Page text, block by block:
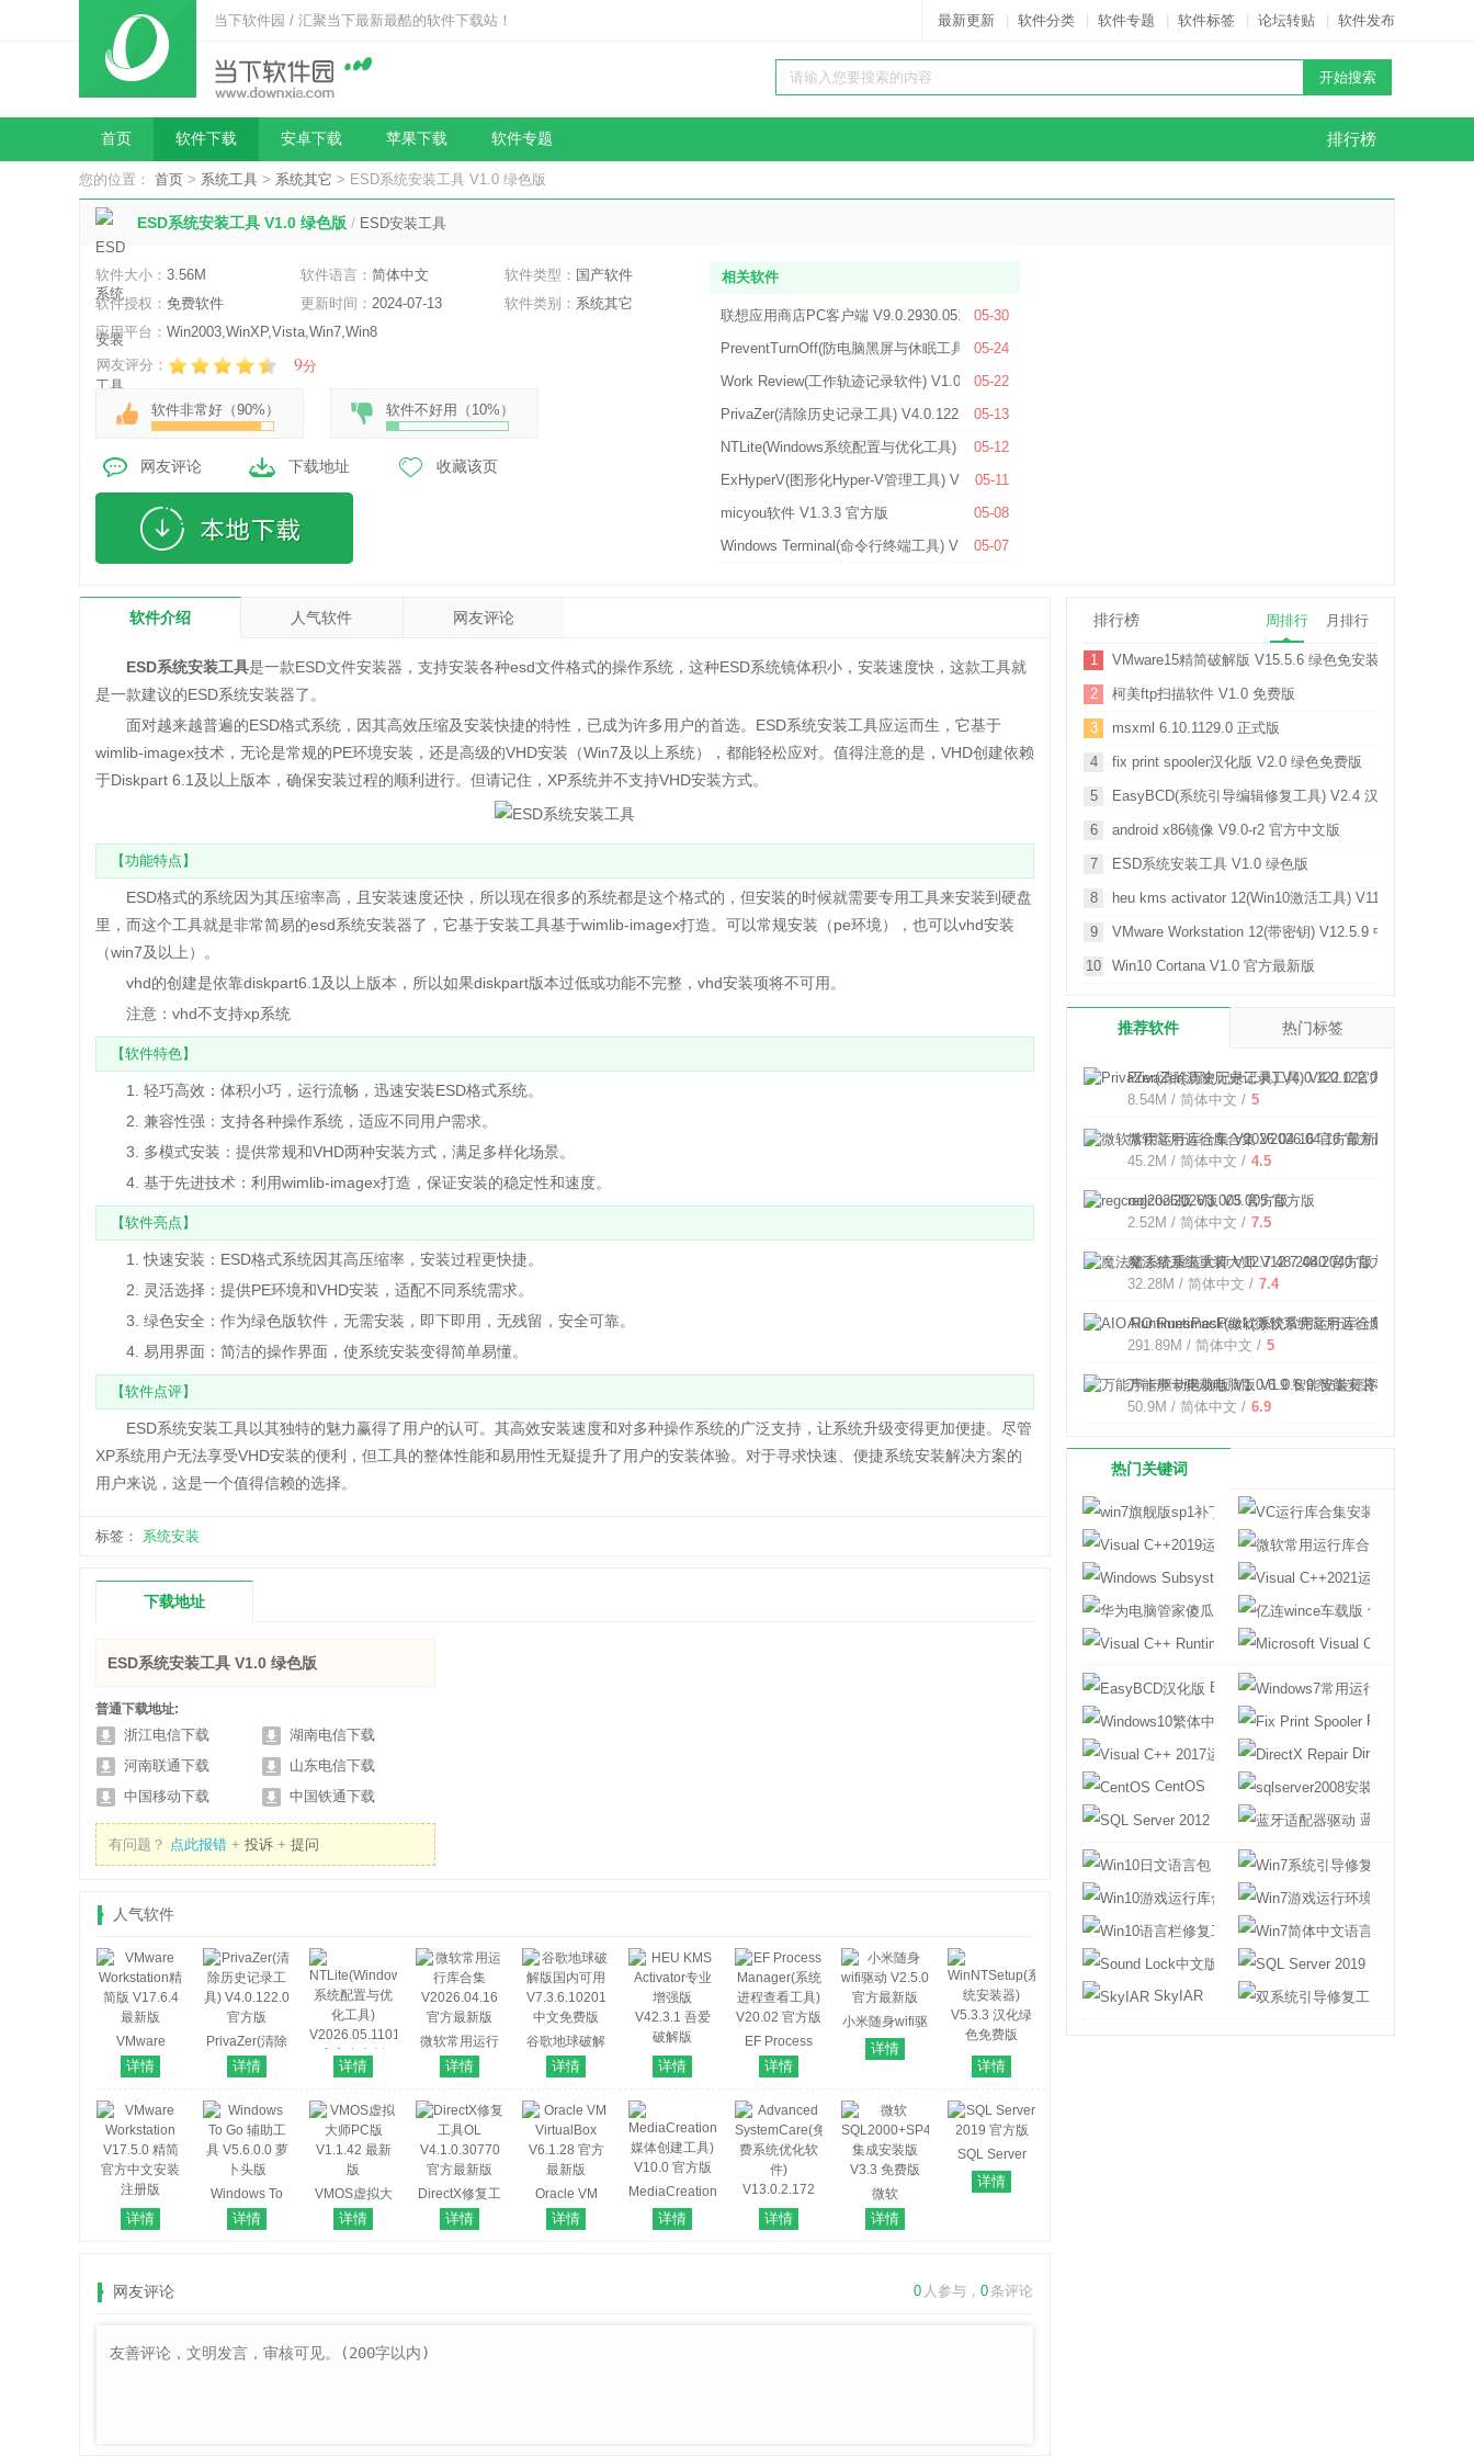
当下软件园 / 汇聚当下最新最酷的软件下载站！ 最新更新 软件分类 软件专题 软件标签 论坛转贴 软件发布
排行榜
首页 软件下载 安卓下载 苹果下载 软件专题
您的位置： 首页 > 系统工具 > 系统其它 > ESD系统安装工具 V1.0 绿色版
ESD系统安装工具 V1.0 绿色版 / ESD安装工具
软件大小： 3.56M 软件语言： 简体中文 软件类型： 国产软件
软件授权： 免费软件 更新时间： 2024-07-13 软件类别： 系统其它
应用平台： Win2003,WinXP,Vista,Win7,Win8
网友评分：
9分
软件非常好（90% ） 软件不好用（ 10% ）
网友评论 下载地址 收藏该页
相关软件
05-30
联想应用商店PC客户端 V9.0.2930.0514 官方最新版
05-24
PreventTurnOff(防电脑黑屏与休眠工具) V3.63 官方版
05-22
Work Review(工作轨迹记录软件) V1.0.47 官方版
05-13
PrivaZer(清除历史记录工具) V4.0.122.0 官方版
05-12
NTLite(Windows系统配置与优化工具) V2026.05.11011 官方中文版
05-11
ExHyperV(图形化Hyper-V管理工具) V1.4.2 官方版
05-08
micyou软件 V1.3.3 官方版
05-07
Windows Terminal(命令行终端工具) V1.25.1322.0 最新版
软件介绍 人气软件 网友评论
ESD系统安装工具是一款ESD文件安装器，支持安装各种esd文件格式的操作系统，这种ESD系统镜体积小，安装速度快，这款工具就
是一款建议的ESD系统安装器了。
面对越来越普遍的ESD格式系统，因其高效压缩及安装快捷的特性，已成为许多用户的首选。ESD系统安装工具应运而生，它基于
wimlib-imagex技术，无论是常规的PE环境安装，还是高级的VHD安装（Win7及以上系统），都能轻松应对。值得注意的是，VHD创建依赖
于Diskpart 6.1及以上版本，确保安装过程的顺利进行。但请记住，XP系统并不支持VHD安装方式。
【功能特点】
ESD格式的系统因为其压缩率高，且安装速度还快，所以现在很多的系统都是这个格式的，但安装的时候就需要专用工具来安装到硬盘
里，而这个工具就是非常简易的esd系统安装器了，它基于安装工具基于wimlib-imagex打造。可以常规安装（pe环境），也可以vhd安装
（win7及以上）。
vhd的创建是依靠diskpart6.1及以上版本，所以如果diskpart版本过低或功能不完整，vhd安装项将不可用。
注意：vhd不支持xp系统
【软件特色】
1. 轻巧高效：体积小巧，运行流畅，迅速安装ESD格式系统。
2. 兼容性强：支持各种操作系统，适应不同用户需求。
3. 多模式安装：提供常规和VHD两种安装方式，满足多样化场景。
4. 基于先进技术：利用wimlib-imagex打造，保证安装的稳定性和速度。
【软件亮点】
1. 快速安装：ESD格式系统因其高压缩率，安装过程更快捷。
2. 灵活选择：提供PE环境和VHD安装，适配不同系统需求。
3. 绿色安全：作为绿色版软件，无需安装，即下即用，无残留，安全可靠。
4. 易用界面：简洁的操作界面，使系统安装变得简单易懂。
【软件点评】
ESD系统安装工具以其独特的魅力赢得了用户的认可。其高效安装速度和对多种操作系统的广泛支持，让系统升级变得更加便捷。尽管
XP系统用户无法享受VHD安装的便利，但工具的整体性能和易用性无疑提升了用户的安装体验。对于寻求快速、便捷系统安装解决方案的
用户来说，这是一个值得信赖的选择。
标签： 系统安装
下载地址
ESD系统安装工具 V1.0 绿色版
普通下载地址:
浙江电信下载
湖南电信下载
河南联通下载
山东电信下载
中国移动下载
中国铁通下载
有问题？ 点此报错 + 投诉 + 提问
人气软件
VMware
Workstation精
简版 V17.6.4
详情
PrivaZer(清除
历史记录工具)
V4.0.122.0 官
详情
NTLite(Windows
系统配置与优
化工具)
V2026.05.11011
官方中文版
详情
微软常用运行
库合集
V2026.04.16
官方最新版
详情
谷歌地球破解
版国内可用
V7.3.6.10201
中文免费版
详情
HEU KMS
Activator专业
V42.3.1 吾爱
破解版
详情
EF Process
Manager(系统
进程查看工具)
V20.02 官方版
详情
小米随身wifi驱
动 V2.5.0 官方
最新版
详情
WinNTSetup(系
统安装器)
V5.3.3 汉化绿
色免费版
详情
VMware
Workstation
注册版
详情
Windows To
Go 辅助工具
V5.6.0.0 萝卜
详情
VMOS虚拟大
师PC版
V1.1.42 最新
详情
DirectX修复工
具OL
V4.1.0.30770
详情
Oracle VM
VirtualBox
V6.1.28 官方
详情
MediaCreationToolW11(Win11
媒体创建工具)
V10.0 官方版
详情
Advanced
详情
微软
SQL2000+SP4
集成安装版
详情
SQL Server
2019 官方版
详情
网友评论 0 人参与， 0条评论
排行榜 周排行 月排行
1 VMware15精简破解版 V15.5.6 绿色免安装版
2 柯美ftp扫描软件 V1.0 免费版
3 msxml 6.10.1129.0 正式版
4 fix print spooler汉化版 V2.0 绿色免费版
5 EasyBCD(系统引导编辑修复工具) V2.4 汉化版
6 android x86镜像 V9.0-r2 官方中文版
7 ESD系统安装工具 V1.0 绿色版
8 heu kms activator 12(Win10激活工具) V11.2.1 迷你版
9 VMware Workstation 12(带密钥) V12.5.9 中文破解版
10 Win10 Cortana V1.0 官方最新版
推荐软件 热门标签
PrivaZer(清除历史记录工具) V4.0.122.0 官方版
8.54M / 简体中文 / 5
微软常用运行库合集 V2026.04.16 官方最新版
45.2M / 简体中文 / 4.5
regcool2026版 V3.005 官方版
2.52M / 简体中文 / 7.5
魔法猪系统重装大师 V12.7.48.2040 官方版
32.28M / 简体中文 / 7.4
AIO RuntimesPack(微软系统常用运行库合集)
291.89M / 简体中文 / 5
万能声卡驱动电脑版 V1.0.6.9 智能安装程序版
50.9M / 简体中文 / 6.9
热门关键词
win7旗舰版sp1补丁包
Visual C++2019运行库
Windows Subsystem for Android
华为电脑管家傻瓜版
亿连wince车载版
Visual C++ Runtime
EasyBCD汉化版
Windows10繁体中文语言包Fix Print Spooler
Visual C++ 2017运行库DirectX Repair
CentOS
SQL Server 2012
蓝牙适配器驱动
Win10日文语言包
Win10游戏运行库合集
Win10语言栏修复工具
Sound Lock中文版
SkyIAR